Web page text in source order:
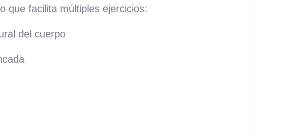
que facilita múltiples ejercicios:
del cuerpo